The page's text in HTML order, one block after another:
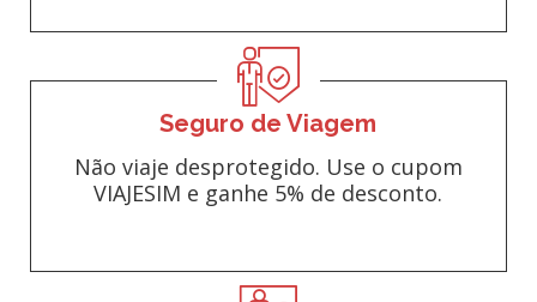
Seguro de Viagem
Não viaje desprotegido. Use o cupom
VIAJESIM e ganhe 5% de desconto.